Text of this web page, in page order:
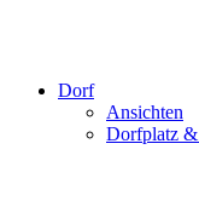
Dorf
Ansichten
Dorfplatz &